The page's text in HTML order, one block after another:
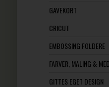
GAVEKORT
CRICUT
EMBOSSING FOLDERE
FARVER, MALING &
GITTES EGET DESIGN